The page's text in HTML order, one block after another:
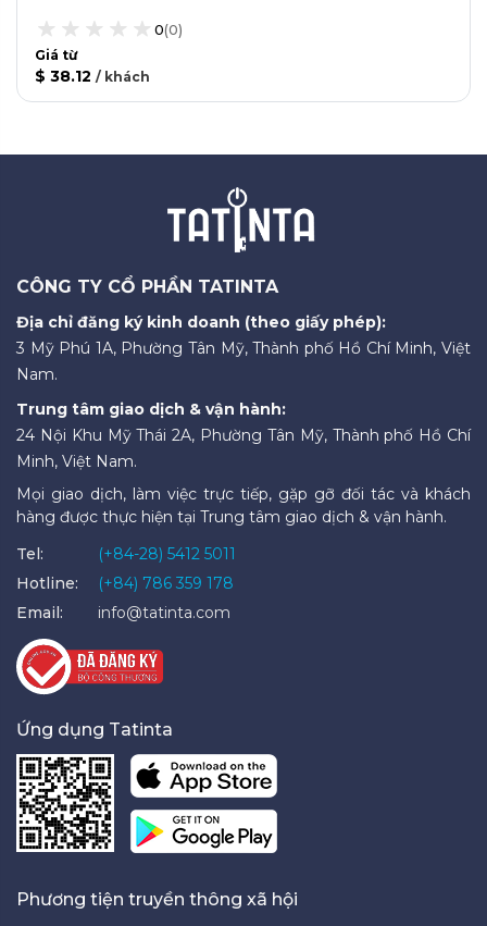
0(0)
Giá từ
$ 38.12 / khách
CÔNG TY CỔ PHẦN TATINTA
Địa chỉ đăng ký kinh doanh (theo giấy phép):
3 Mỹ Phú 1A, Phường Tân Mỹ, Thành phố Hồ Chí Minh, Việt
Nam.
Trung tâm giao dịch & vận hành:
24 Nội Khu Mỹ Thái 2A, Phường Tân Mỹ, Thành phố Hồ Chí
Minh, Việt Nam.
Mọi giao dịch, làm việc trực tiếp, gặp gỡ đối tác và khách
hàng được thực hiện tại Trung tâm giao dịch & vận hành.
Tel:
(+84-28) 5412 5011
Hotline:
(+84) 786 359 178
Email:
info@tatinta.com
Ứng dụng Tatinta
Phương tiện truyền thông xã hội